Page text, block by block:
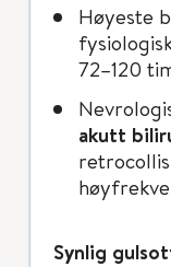
Høyeste
72–120
akutt
Synlig